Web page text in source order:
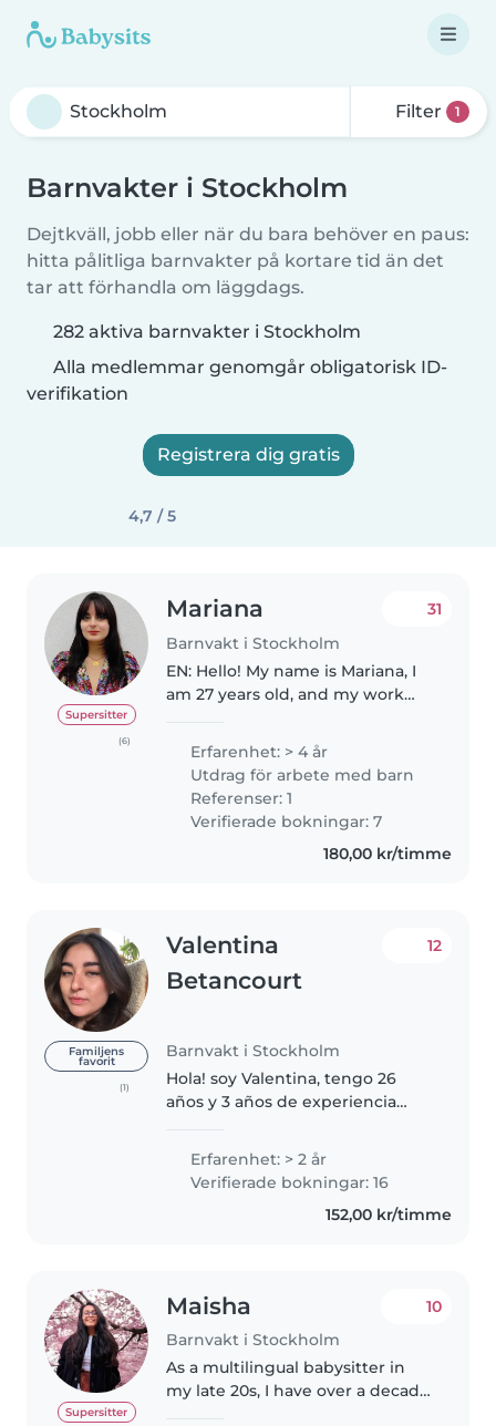
Filter 1
Barnvakter i Stockholm
Dejtkväll, jobb eller när du bara behöver en paus:
hitta pålitliga barnvakter på kortare tid än det
tar att förhandla om läggdags.
282 aktiva barnvakter i Stockholm
Alla medlemmar genomgår obligatorisk ID-
verifikation
Registrera dig gratis
4,7 / 5
Supersitter
(6)
Mariana
Barnvakt i Stockholm
31
EN: Hello! My name is Mariana, I
am 27 years old, and my work
ago as babysitter. I moved to
Sweden this year, to do my
Master degree and as a student..
Erfarenhet: > 4 år
Utdrag för arbete med barn
Referenser: 1
Verifierade bokningar: 7
180,00 kr/timme
Familjens
favorit
(1)
Valentina
Betancourt
Barnvakt i Stockholm
12
Hola! soy Valentina, tengo 26
años y 3 años de experiencia
edades, desde bebés hasta
pequeños en etapa escolar.
Todas las familias con las que he
Erfarenhet: > 2 år
Verifierade bokningar: 16
152,00 kr/timme
Supersitter
Maisha
Barnvakt i Stockholm
10
As a multilingual babysitter in
my late 20s, I have over a decade